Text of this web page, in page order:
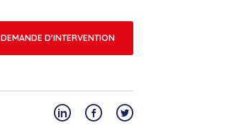
DEMANDE D'INTERVENTION